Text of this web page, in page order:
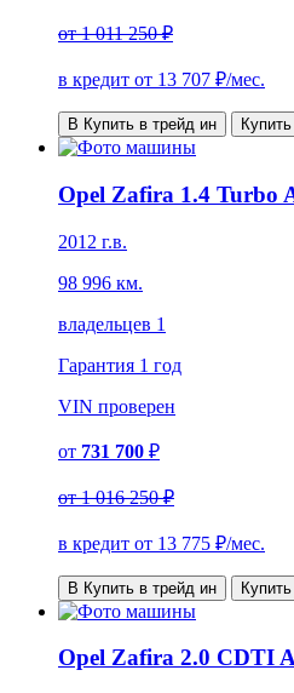
от1 011 250 ₽
в кредит от 13 707 ₽/мес.
В Купить в трейд ин
Opel Zafira 1.4 Turbo
2012 г.в.
98 996 км.
владельцев 1
Гарантия 1 год
VIN проверен
от 731 700 ₽
от1 016 250 ₽
в кредит от 13 775 ₽/мес.
В Купить в трейд ин
Opel Zafira 2.0 CDTI